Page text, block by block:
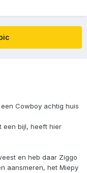
Cowboy achtig huis
een bijl, heeft hier
en heb daar Ziggo
aansmeren, het Miepy